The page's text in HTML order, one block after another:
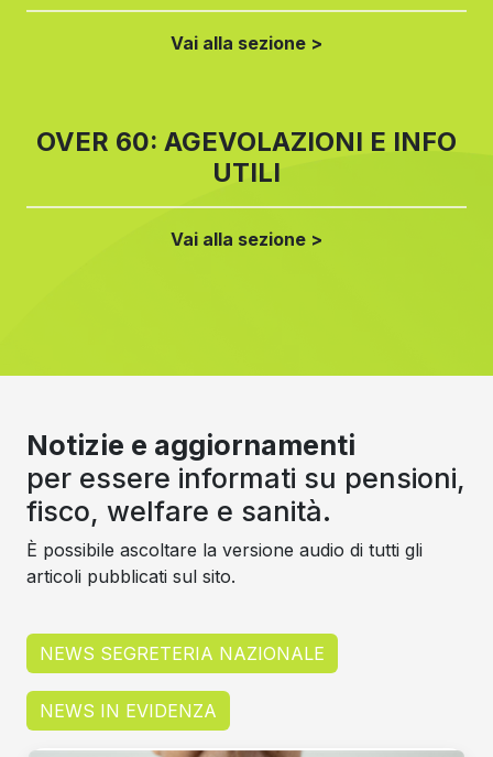
Vai alla sezione >
OVER 60: AGEVOLAZIONI E INFO
UTILI
Vai alla sezione >
Notizie e aggiornamenti
per essere informati su pensioni,
fisco, welfare e sanità.
È possibile ascoltare la versione audio di tutti gli
articoli pubblicati sul sito.
NEWS SEGRETERIA NAZIONALE
NEWS IN EVIDENZA